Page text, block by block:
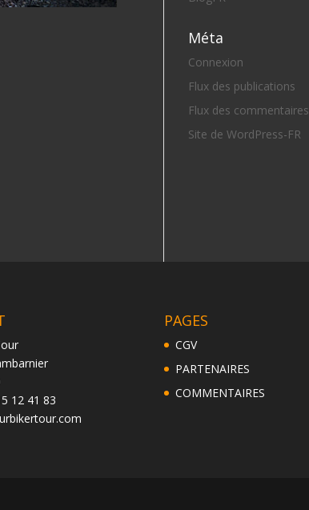
Méta
Connexion
Flux des publications
Flux des commentaires
Site de WordPress-FR
12 41 83
PAGES
CGV
PARTENAIRES
COMMENTAIRES